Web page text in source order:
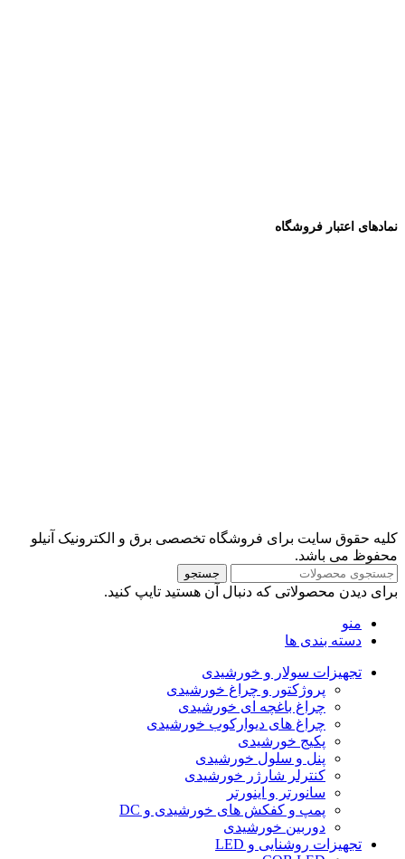
نمادهای اعتبار فروشگاه
کلیه حقوق سایت برای فروشگاه تخصصی برق و الکترونیک آنیلو
محفوظ می باشد.
جستجو
برای دیدن محصولاتی که دنبال آن هستید تایپ کنید.
منو
دسته بندی ها
تجهیزات سولار و خورشیدی
پروژکتور و چراغ خورشیدی
چراغ باغچه ای خورشیدی
چراغ های دیوارکوب خورشیدی
پکیج خورشیدی
پنل و سلول خورشیدی
کنترلر شارژر خورشیدی
سانورتر و اینورتر
پمپ و کفکش های خورشیدی و DC
دوربین خورشیدی
تجهیزات روشنایی و LED